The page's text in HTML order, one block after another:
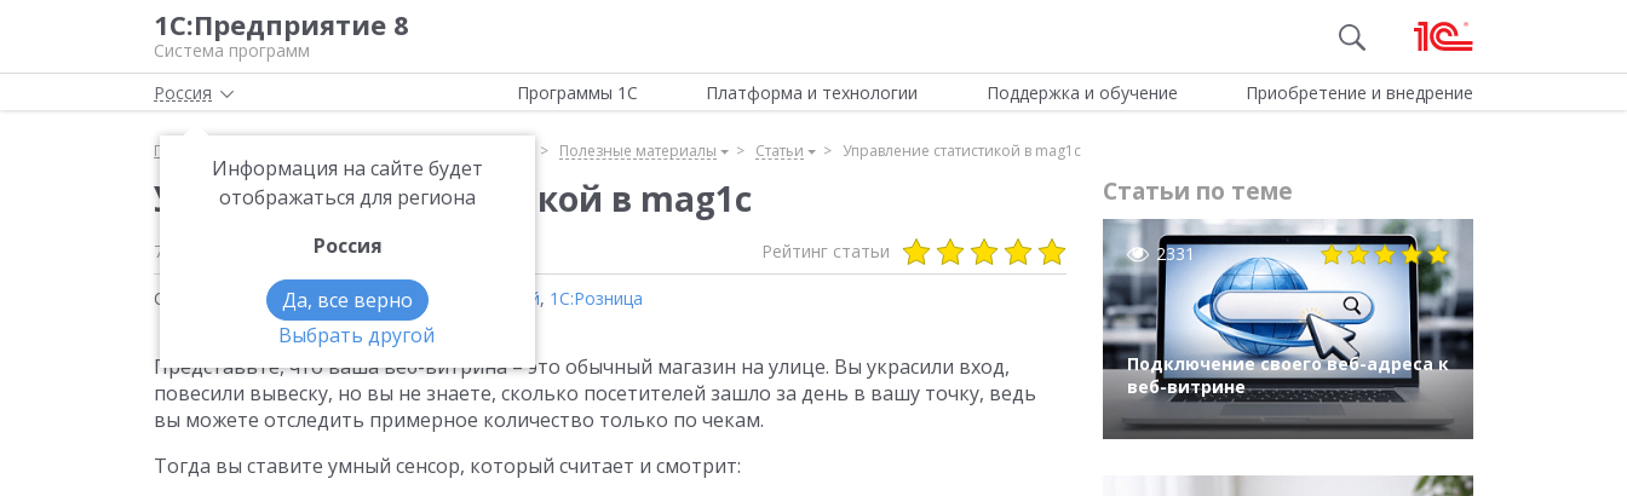
1С:Предприятие 8
Система программ
Россия
Информация на сайте будет
отображаться для региона
Россия
Да, все верно
Выбрать другой
Программы 1С Платформа и технологии Поддержка и обучение Приобретение и внедрение
Главная Полезные материалы Статьи Управление статистикой в mag1c
Управление статистикой в mag1c
7 апреля 2026 Рейтинг статьи
Статьи на тему:1С:Управление нашей фирмой, 1С:Розница
Представьте, что ваша веб-витрина – это обычный магазин на улице. Вы украсили вход,
повесили вывеску, но вы не знаете, сколько посетителей зашло за день в вашу точку, ведь
вы можете отследить примерное количество только по чекам.
Тогда вы ставите умный сенсор, который считает и смотрит:
Статьи по теме
2331
Подключение своего веб-адреса к
веб-витрине